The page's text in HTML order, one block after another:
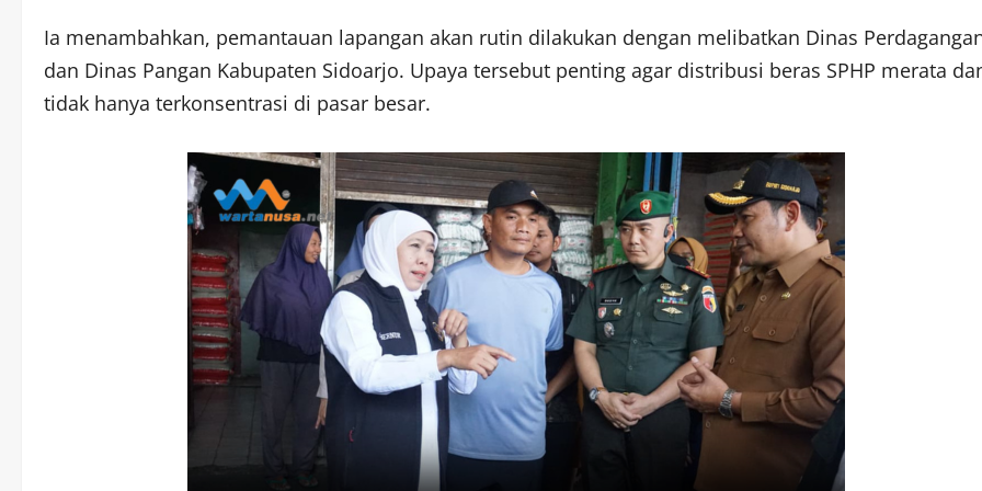
Ia menambahkan, pemantauan lapangan akan rutin dilakukan dengan melibatkan Dinas
dan Dinas Pangan Kabupaten Sidoarjo. Upaya tersebut penting agar distribusi beras SPHP merata
tidak hanya terkonsentrasi di pasar besar.